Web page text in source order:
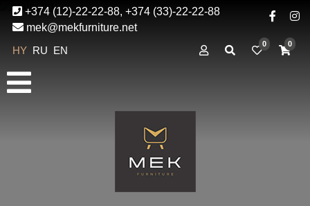
+374 (12)-22-22-88, +374 (33)-22-22-88
mek@mekfurniture.net
HY RU EN
0 0